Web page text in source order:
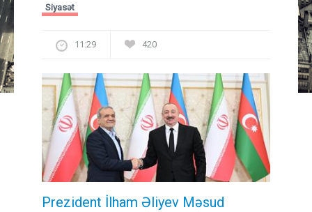
Siyasət
11:29 420
Prezident İlham Əliyev Məsud